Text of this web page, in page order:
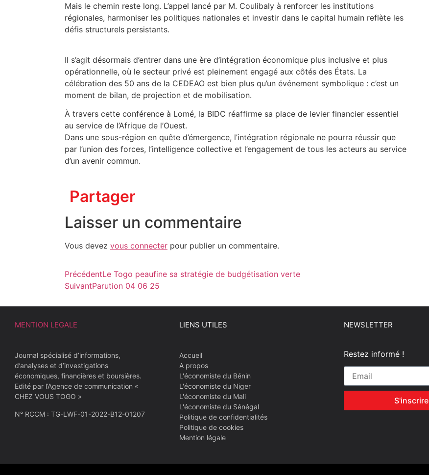
Mais le chemin reste long. L’appel lancé par M. Coulibaly à renforcer les institutions
régionales, harmoniser les politiques nationales et investir dans le capital humain reflète les
défis structurels persistants.
Il s’agit désormais d’entrer dans une ère d’intégration économique plus inclusive et plus
opérationnelle, où le secteur privé est pleinement engagé aux côtés des États. La
célébration des 50 ans de la CEDEAO est bien plus qu’un événement symbolique : c’est un
moment de bilan, de projection et de mobilisation.
À travers cette conférence à Lomé, la BIDC réaffirme sa place de levier financier essentiel
au service de l’Afrique de l’Ouest.
Dans une sous-région en quête d’émergence, l’intégration régionale ne pourra réussir que
par l’union des forces, l’intelligence collective et l’engagement de tous les acteurs au service
d’un avenir commun.
Partager
Laisser un commentaire
Vous devez vous connecter pour publier un commentaire.
PrécédentLe Togo peaufine sa stratégie de budgétisation verte
SuivantParution 04 06 25
MENTION LEGALE
Journal spécialisé d’informations,
d’analyses et d’investigations
économiques, financières et boursières.
Edité par l’Agence de communication «
CHEZ VOUS TOGO »
N° RCCM : TG-LWF-01-2022-B12-01207
LIENS UTILES
Accueil
A propos
L'économiste du Bénin
L'économiste du Niger
L'économiste du Mali
L'économiste du Sénégal
Politique de confidentialités
Politique de cookies
Mention légale
NEWSLETTER
Restez informé !
S'inscrire